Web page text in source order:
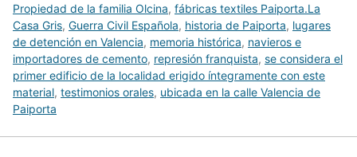
Propiedad de la familia Olcina, fábricas textiles Paiporta.La
Casa Gris, Guerra Civil Española, historia de Paiporta, lugares
de detención en Valencia, memoria histórica, navieros e
importadores de cemento, represión franquista, se considera el
primer edificio de la localidad erigido íntegramente con este
material, testimonios orales, ubicada en la calle Valencia de
Paiporta